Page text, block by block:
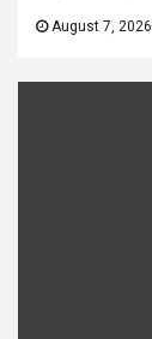
August 7, 2026